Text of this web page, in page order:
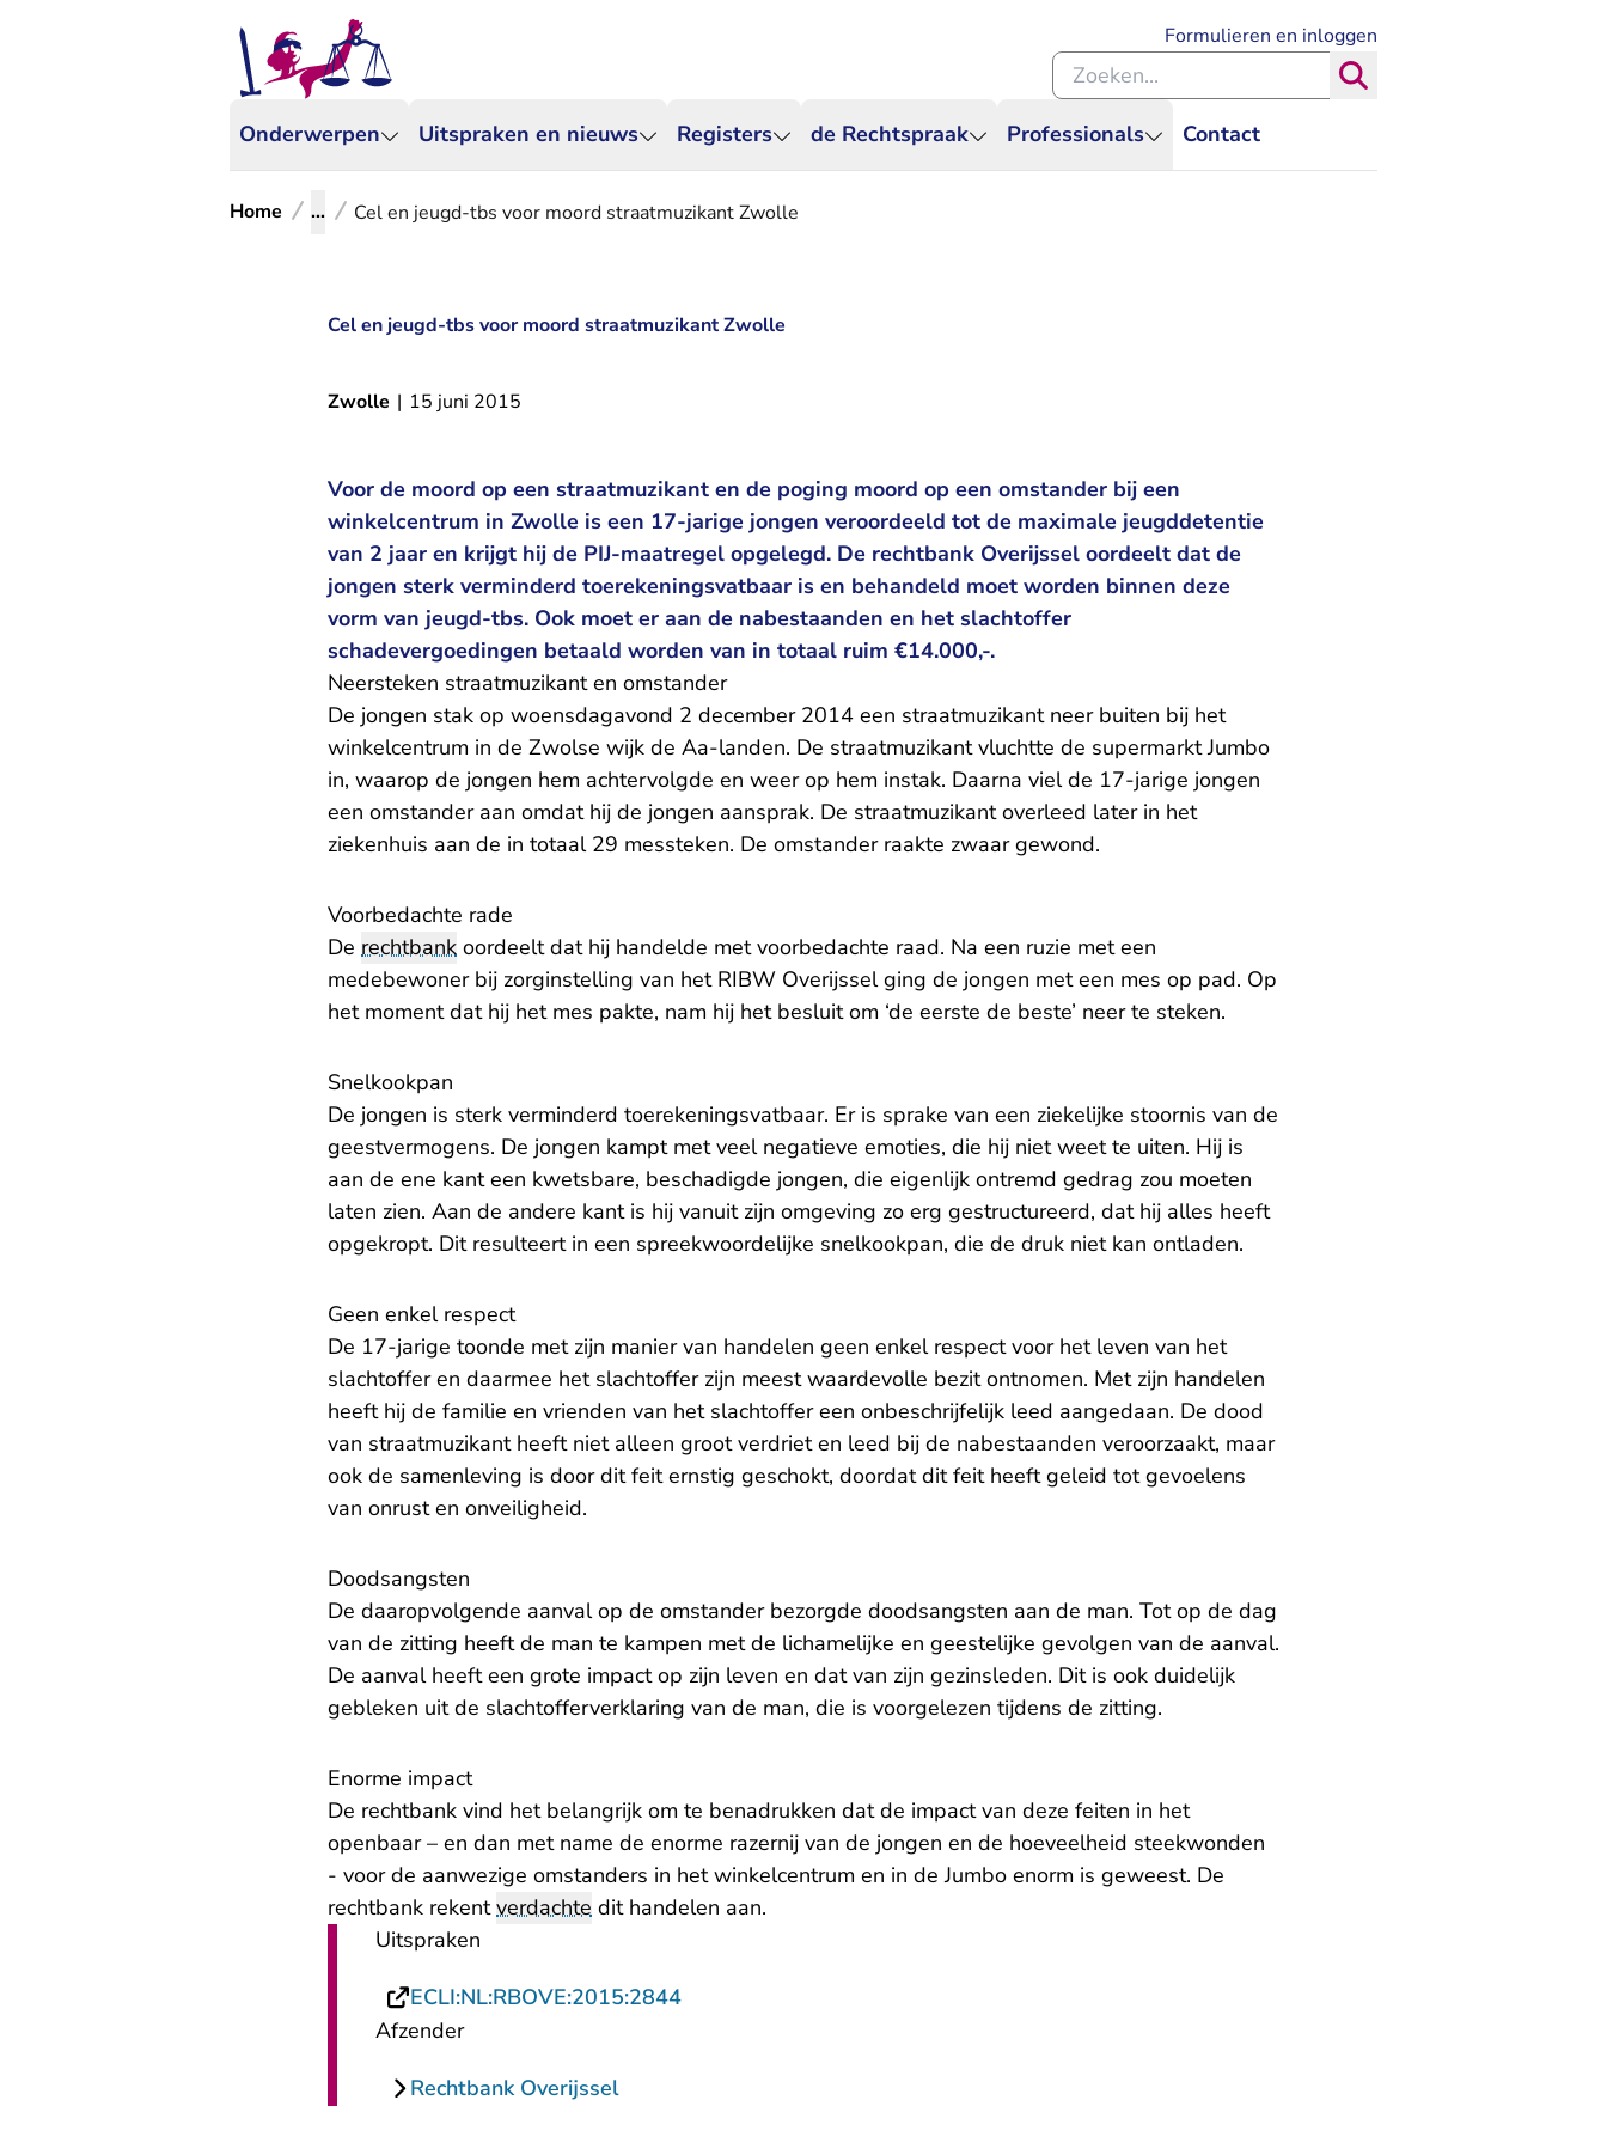
Onderwerpen Uitspraken en nieuws Registers de Rechtspraak Professionals Contact
Formulieren en inloggen
Zoeken binnen de Rechtspraak
Home ... Cel en jeugd-tbs voor moord straatmuzikant Zwolle
Cel en jeugd-tbs voor moord straatmuzikant Zwolle
Zwolle | 15 juni 2015
Voor de moord op een straatmuzikant en de poging moord op een omstander bij een
winkelcentrum in Zwolle is een 17-jarige jongen veroordeeld tot de maximale jeugddetentie
van 2 jaar en krijgt hij de PIJ-maatregel opgelegd. De rechtbank Overijssel oordeelt dat de
jongen sterk verminderd toerekeningsvatbaar is en behandeld moet worden binnen deze
vorm van jeugd-tbs. Ook moet er aan de nabestaanden en het slachtoffer
schadevergoedingen betaald worden van in totaal ruim €14.000,-.
Neersteken straatmuzikant en omstander
De jongen stak op woensdagavond 2 december 2014 een straatmuzikant neer buiten bij het
winkelcentrum in de Zwolse wijk de Aa-landen. De straatmuzikant vluchtte de supermarkt Jumbo
in, waarop de jongen hem achtervolgde en weer op hem instak. Daarna viel de 17-jarige jongen
een omstander aan omdat hij de jongen aansprak. De straatmuzikant overleed later in het
ziekenhuis aan de in totaal 29 messteken. De omstander raakte zwaar gewond.
Voorbedachte rade
De rechtbank oordeelt dat hij handelde met voorbedachte raad. Na een ruzie met een
medebewoner bij zorginstelling van het RIBW Overijssel ging de jongen met een mes op pad. Op
het moment dat hij het mes pakte, nam hij het besluit om ‘de eerste de beste’ neer te steken.
Snelkookpan
De jongen is sterk verminderd toerekeningsvatbaar. Er is sprake van een ziekelijke stoornis van de
geestvermogens. De jongen kampt met veel negatieve emoties, die hij niet weet te uiten. Hij is
aan de ene kant een kwetsbare, beschadigde jongen, die eigenlijk ontremd gedrag zou moeten
laten zien. Aan de andere kant is hij vanuit zijn omgeving zo erg gestructureerd, dat hij alles heeft
opgekropt. Dit resulteert in een spreekwoordelijke snelkookpan, die de druk niet kan ontladen.
Geen enkel respect
De 17-jarige toonde met zijn manier van handelen geen enkel respect voor het leven van het
slachtoffer en daarmee het slachtoffer zijn meest waardevolle bezit ontnomen. Met zijn handelen
heeft hij de familie en vrienden van het slachtoffer een onbeschrijfelijk leed aangedaan. De dood
van straatmuzikant heeft niet alleen groot verdriet en leed bij de nabestaanden veroorzaakt, maar
ook de samenleving is door dit feit ernstig geschokt, doordat dit feit heeft geleid tot gevoelens
van onrust en onveiligheid.
Doodsangsten
De daaropvolgende aanval op de omstander bezorgde doodsangsten aan de man. Tot op de dag
van de zitting heeft de man te kampen met de lichamelijke en geestelijke gevolgen van de aanval.
De aanval heeft een grote impact op zijn leven en dat van zijn gezinsleden. Dit is ook duidelijk
gebleken uit de slachtofferverklaring van de man, die is voorgelezen tijdens de zitting.
Enorme impact
De rechtbank vind het belangrijk om te benadrukken dat de impact van deze feiten in het
openbaar – en dan met name de enorme razernij van de jongen en de hoeveelheid steekwonden
- voor de aanwezige omstanders in het winkelcentrum en in de Jumbo enorm is geweest. De
rechtbank rekentverdachte dit handelen aan.
Uitspraken
ECLI:NL:RBOVE:2015:2844- U verlaat Rechtspraak.nl
Afzender
Rechtbank Overijssel